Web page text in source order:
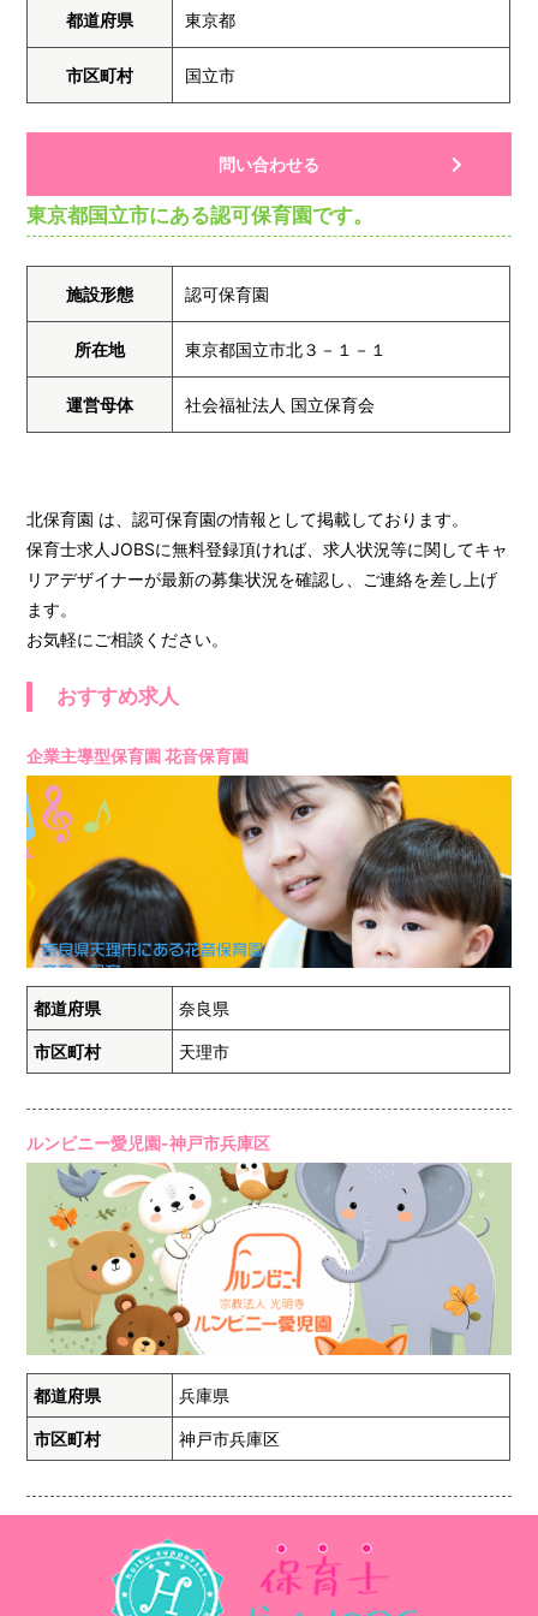
都道府県 東京都
市区町村 国立市
問い合わせる
東京都国立市にある認可保育園です。
施設形態 認可保育園
所在地 東京都国立市北３－１－１
運営母体 社会福祉法人 国立保育会
北保育園 は、認可保育園の情報として掲載しております。
保育士求人JOBSに無料登録頂ければ、求人状況等に関してキャ
リアデザイナーが最新の募集状況を確認し、ご連絡を差し上げ
ます。
お気軽にご相談ください。
おすすめ求人
企業主導型保育園 花音保育園
都道府県 奈良県
市区町村 天理市
ルンビニー愛児園-神戸市兵庫区
都道府県 兵庫県
市区町村 神戸市兵庫区